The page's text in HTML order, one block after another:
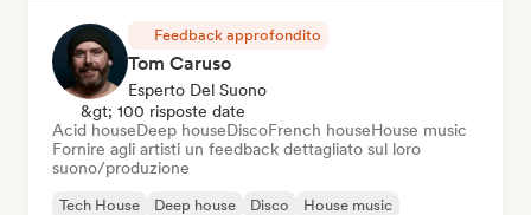
Feedback approfondito
Tom Caruso
Esperto Del Suono
&gt; 100 risposte date
Acid houseDeep houseDiscoFrench houseHouse music
Fornire agli artisti un feedback dettagliato sul loro
suono/produzione
Tech House Deep house Disco
House music